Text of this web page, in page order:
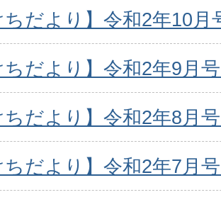
ちだより】令和2年10
ちだより】令和2年9月
ちだより】令和2年8月
ちだより】令和2年7月